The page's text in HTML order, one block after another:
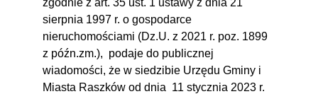
zgodnie z art. 35 ust. 1 ustawy z dnia 21
sierpnia 1997 r. o gospodarce
nieruchomościami (Dz.U. z 2021 r. poz. 1899
z późn.zm.), podaje do publicznej
wiadomości, że w siedzibie Urzędu Gminy i
Miasta Raszków od dnia 11 stycznia 2023 r.